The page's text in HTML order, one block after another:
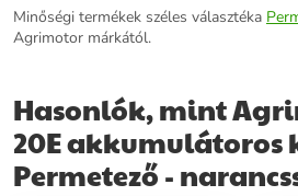
Minőségi termékek széles választéka
Agrimotor márkától.
Hasonlók, mint
20E akkumulátoros
Permetező -